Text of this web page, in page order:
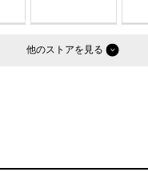
他のストア